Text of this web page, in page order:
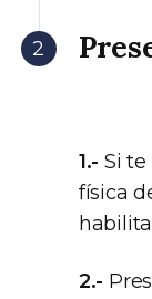
1.- Si
física
2.-